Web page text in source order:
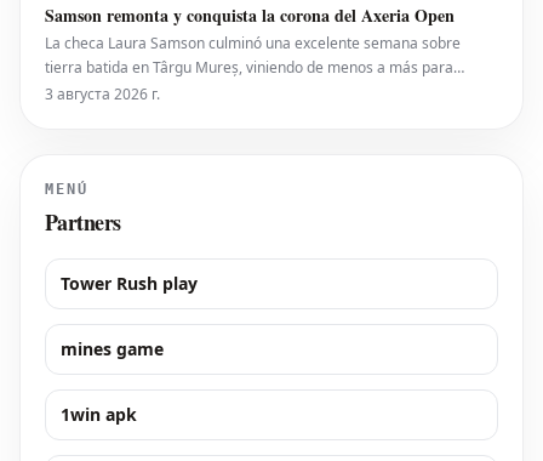
iniciativa separada de la ATP para colocar
Samson remonta y conquista la corona del Axeria Open
La checa Laura Samson culminó una excelente semana sobre
tierra batida en Târgu Mureș, viniendo de menos a más para
derrotar a la máxima favorita, la española Kaitlin Quevedo, por 2-6,
3 августа 2026 г.
MENÚ
Partners
Tower Rush play
mines game
1win apk